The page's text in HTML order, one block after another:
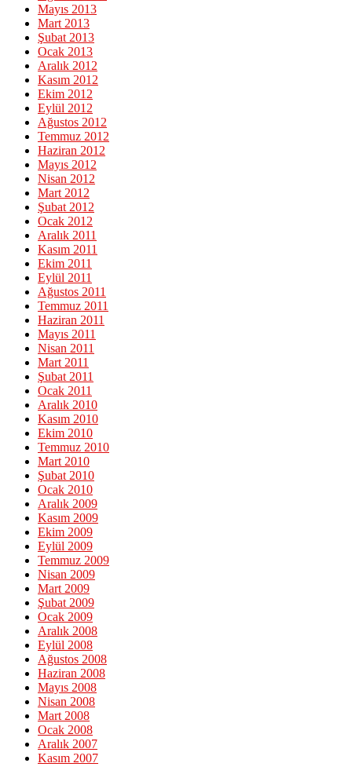
Mayıs 2013
Mart 2013
Şubat 2013
Ocak 2013
Aralık 2012
Kasım 2012
Ekim 2012
Eylül 2012
Ağustos 2012
Temmuz 2012
Haziran 2012
Mayıs 2012
Nisan 2012
Mart 2012
Şubat 2012
Ocak 2012
Aralık 2011
Kasım 2011
Ekim 2011
Eylül 2011
Ağustos 2011
Temmuz 2011
Haziran 2011
Mayıs 2011
Nisan 2011
Mart 2011
Şubat 2011
Ocak 2011
Aralık 2010
Kasım 2010
Ekim 2010
Temmuz 2010
Mart 2010
Şubat 2010
Ocak 2010
Aralık 2009
Kasım 2009
Ekim 2009
Eylül 2009
Temmuz 2009
Nisan 2009
Mart 2009
Şubat 2009
Ocak 2009
Aralık 2008
Eylül 2008
Ağustos 2008
Haziran 2008
Mayıs 2008
Nisan 2008
Mart 2008
Ocak 2008
Aralık 2007
Kasım 2007